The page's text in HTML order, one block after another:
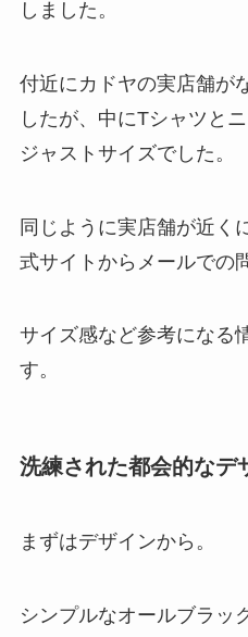
しました。
付近にカドヤの実店舗が
したが、中にTシャツと
ジャストサイズでした。
同じように実店舗が近く
式サイトからメールでの
サイズ感など参考になる
す。
洗練された都会的なデ
まずはデザインから。
シンプルなオールブラッ